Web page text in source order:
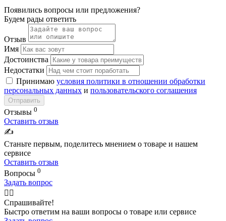
Появились вопросы или предложения?
Будем рады ответить
Отзыв
Имя
Достоинства
Недостатки
Принимаю условия политики в отношении обработки
персональных данных и пользовательского соглашения
Отправить
Отзывы 0
Оставить отзыв
✍️
Станьте первым, поделитесь мнением о товаре и нашем
сервисе
Оставить отзыв
Вопросы 0
Задать вопрос
🙋‍♂️
Спрашивайте!
Быстро ответим на ваши вопросы о товаре или сервисе